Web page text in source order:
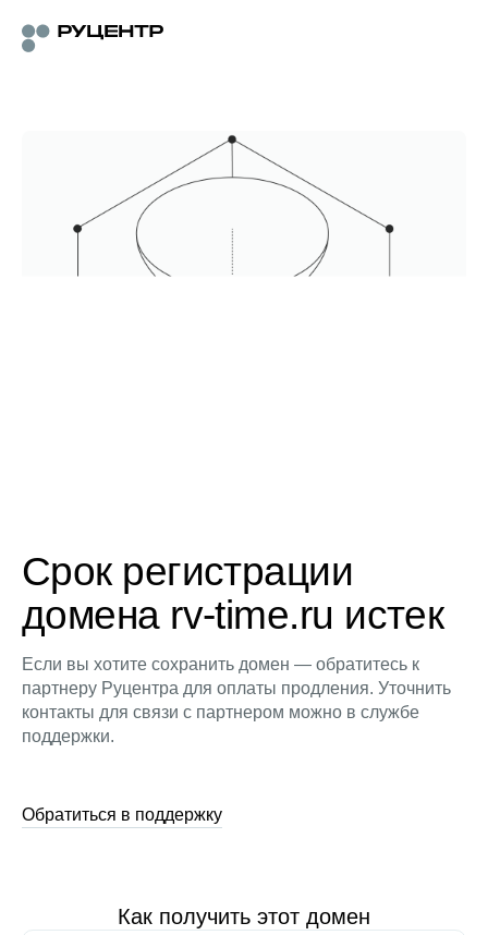
Срок регистрации
домена rv-time.ru истек
Если вы хотите сохранить домен — обратитесь к
партнеру Руцентра для оплаты продления. Уточнить
контакты для связи с партнером можно в службе
поддержки.
Обратиться в поддержку
Как получить этот домен